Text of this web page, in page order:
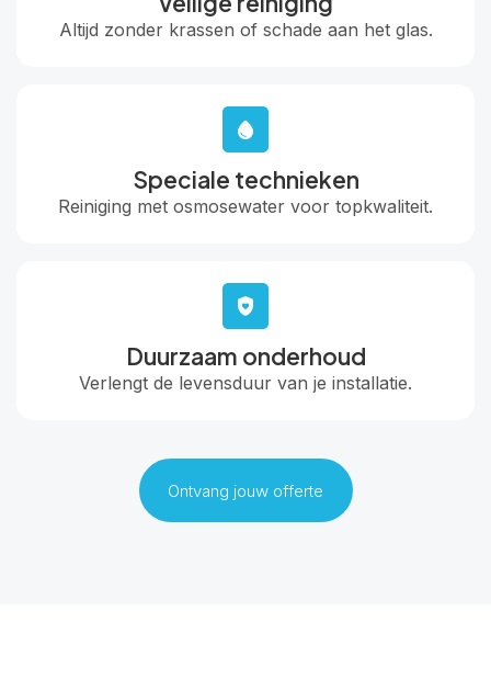
Altijd zonder krassen of schade aan het glas.
Speciale technieken
Reiniging met osmosewater voor topkwaliteit.
Duurzaam onderhoud
Verlengt de levensduur van je installatie.
Ontvang jouw offerte